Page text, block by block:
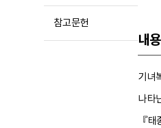
참고문헌
내용
기녀
나타
『